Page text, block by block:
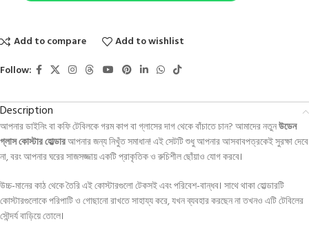
Add to compare
Add to wishlist
Follow:
Description
আপনার ডাইনিং বা কফি টেবিলকে গরম কাপ বা গ্লাসের দাগ থেকে বাঁচাতে চান? আমাদের নতুনউডেন
গ্লাস কোস্টার হোল্ডারআপনার জন্য নিখুঁত সমাধান! এই সেটটি শুধু আপনার আসবাবপত্রকেই সুরক্ষা দেবে
না, বরং আপনার ঘরের সাজসজ্জায় একটি প্রাকৃতিক ও রুচিশীল ছোঁয়াও যোগ করবে।
উচ্চ-মানের কাঠ থেকে তৈরি এই কোস্টারগুলো টেকসই এবং পরিবেশ-বান্ধব। সাথে থাকা হোল্ডারটি
কোস্টারগুলোকে পরিপাটি ও গোছানো রাখতে সাহায্য করে, যখন ব্যবহার করছেন না তখনও এটি টেবিলের
সৌন্দর্য বাড়িয়ে তোলে।